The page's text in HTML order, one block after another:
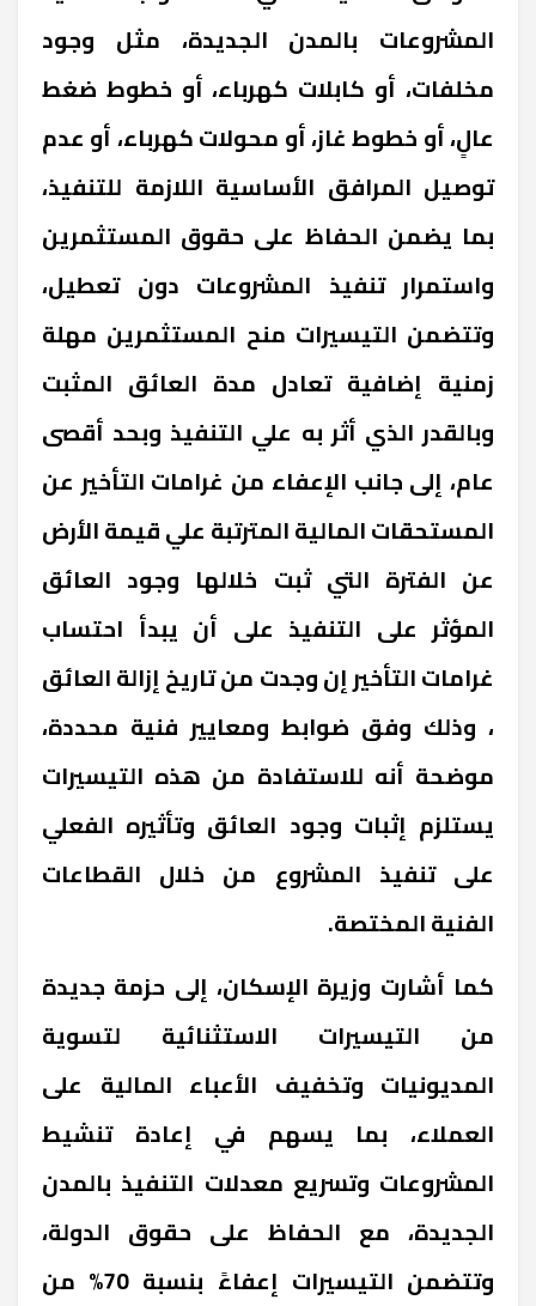
المشروعات بالمدن الجديدة، مثل وجود
مخلفات، أو كابلات كهرباء، أو خطوط ضغط
عالٍ، أو خطوط غاز، أو محولات كهرباء، أو عدم
توصيل المرافق الأساسية اللازمة للتنفيذ،
بما يضمن الحفاظ على حقوق المستثمرين
واستمرار تنفيذ المشروعات دون تعطيل،
وتتضمن التيسيرات منح المستثمرين مهلة
زمنية إضافية تعادل مدة العائق المثبت
وبالقدر الذي أثر به علي التنفيذ وبحد أقصى
عام، إلى جانب الإعفاء من غرامات التأخير عن
المستحقات المالية المترتبة علي قيمة الأرض
عن الفترة التي ثبت خلالها وجود العائق
المؤثر على التنفيذ على أن يبدأ احتساب
غرامات التأخير إن وجدت من تاريخ إزالة العائق
، وذلك وفق ضوابط ومعايير فنية محددة،
موضحة أنه للاستفادة من هذه التيسيرات
يستلزم إثبات وجود العائق وتأثيره الفعلي
على تنفيذ المشروع من خلال القطاعات
الفنية المختصة.
كما أشارت وزيرة الإسكان، إلى حزمة جديدة
من التيسيرات الاستثنائية لتسوية
المديونيات وتخفيف الأعباء المالية على
العملاء، بما يسهم في إعادة تنشيط
المشروعات وتسريع معدلات التنفيذ بالمدن
الجديدة، مع الحفاظ على حقوق الدولة،
وتتضمن التيسيرات إعفاءً بنسبة 70% من